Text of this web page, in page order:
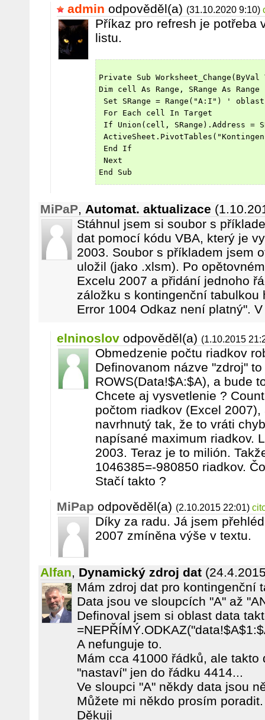
admin odpověděl(a) (31.10.2020 9:10)
Příkaz pro refresh je potřeba
listu.
Private Sub
Dim cell As Range, SRange As Range
Set SRange = Range("A:I") ' oblast
For Each cell In Target
If Union(cell, SRange).Address =
End If
Next
End Sub
MiPaP, Automat. aktualizace
Stáhnul jsem si soubor s
dat pomocí kódu VBA, který je
2003. Soubor s příkladem jsem
uložil (jako .xlsm). Po
Excelu 2007 a přidání jednoho
záložku s kontingenční tabulkou
Error 1004 Odkaz není platný".
elninoslov odpověděl(a) (1.10.2015
Obmedzenie počtu riadkov
Definovanom názve "zdroj"
ROWS(Data!$A:$A), a bude
Chcete aj vysvetlenie ?
počtom riadkov (Excel
navrhnutý tak, že to vráti
napísané maximum riadkov.
2003. Teraz je to milión.
1046385=-980850 riadkov.
Stačí takto ?
MiPap odpověděl(a) (2.10.2015 22:01)
Díky za radu. Já jsem
2007 zmíněna výše v textu.
Alfan, Dynamický zdroj dat
Mám zdroj dat pro kontingenční
Data jsou ve sloupcích "A" až
Definoval jsem si oblast data
A nefunguje to.
Mám cca 41000 řádků, ale takto
"nastaví" jen do řádku 4414...
Ve sloupci "A" někdy data jsou
Můžete mi někdo prosím poradit.
Děkuji